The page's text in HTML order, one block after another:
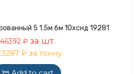
5 1.5м 6м 10хснд 19281
46392₽ за шт.
₽ за тонну